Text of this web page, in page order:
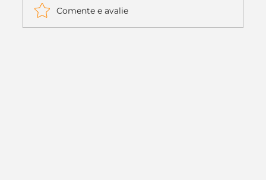
Comente e avalie